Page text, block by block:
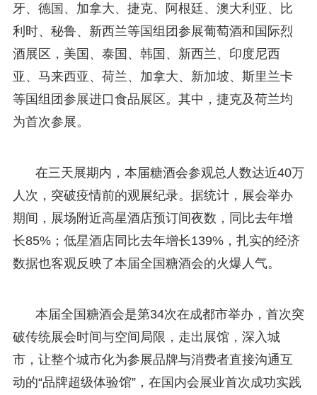
牙、德国、加拿大、捷克、阿根廷、澳大利亚、比
利时、秘鲁、新西兰等国组团参展葡萄酒和国际烈
酒展区，美国、泰国、韩国、新西兰、印度尼西
亚、马来西亚、荷兰、加拿大、新加坡、斯里兰卡
等国组团参展进口食品展区。其中，捷克及荷兰均
为首次参展。
在三天展期内，本届糖酒会参观总人数达近40万
人次，突破疫情前的观展纪录。据统计，展会举办
期间，展场附近高星酒店预订间夜数，同比去年增
长85%；低星酒店同比去年增长139%，扎实的经济
数据也客观反映了本届全国糖酒会的火爆人气。
本届全国糖酒会是第34次在成都市举办，首次突
破传统展会时间与空间局限，走出展馆，深入城
市，让整个城市化为参展品牌与消费者直接沟通互
动的“品牌超级体验馆”，在国内会展业首次成功实践